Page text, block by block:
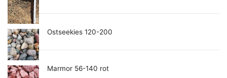
Ostseekies 120-200
Marmor 56-140 rot